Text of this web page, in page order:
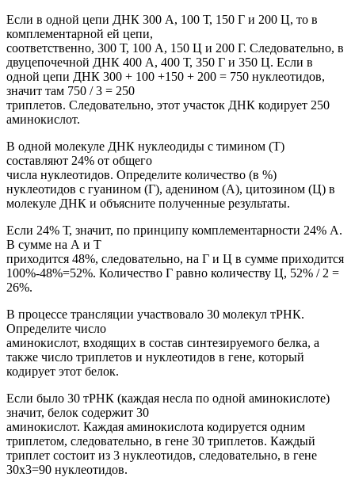
Если в одной цепи ДНК 300 А, 100 Т, 150 Г и 200 Ц, то в
комплементарной ей цепи,
соответственно, 300 Т, 100 А, 150 Ц и 200 Г. Следовательно, в
двуцепочечной ДНК 400 А, 400 Т, 350 Г и 350 Ц. Если в
одной цепи ДНК 300 + 100 +150 + 200 = 750 нуклеотидов,
значит там 750 / 3 = 250
триплетов. Следовательно, этот участок ДНК кодирует 250
аминокислот.
В одной молекуле ДНК нуклеодиды с тимином (Т)
составляют 24% от общего
числа нуклеотидов. Определите количество (в %)
нуклеотидов с гуанином (Г), аденином (А), цитозином (Ц) в
молекуле ДНК и объясните полученные результаты.
Если 24% Т, значит, по принципу комплементарности 24% А.
В сумме на А и Т
приходится 48%, следовательно, на Г и Ц в сумме приходится
100%-48%=52%. Количество Г равно количеству Ц, 52% / 2 =
26%.
В процессе трансляции участвовало 30 молекул тРНК.
Определите число
аминокислот, входящих в состав синтезируемого белка, а
также число триплетов и нуклеотидов в гене, который
кодирует этот белок.
Если было 30 тРНК (каждая несла по одной аминокислоте)
значит, белок содержит 30
аминокислот. Каждая аминокислота кодируется одним
триплетом, следовательно, в гене 30 триплетов. Каждый
триплет состоит из 3 нуклеотидов, следовательно, в гене
30х3=90 нуклеотидов.